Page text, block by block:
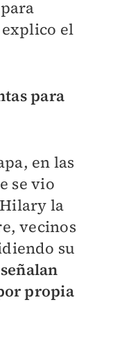
el
para
en las
se vio
la
vecinos
su
propia